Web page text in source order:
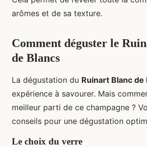
arômes et de sa texture.
Comment déguster le
de Blancs
La dégustation du Ruinart Blanc de
expérience à savourer. Mais
meilleur parti de ce champagne ?
conseils pour une dégustation
Le choix du verre